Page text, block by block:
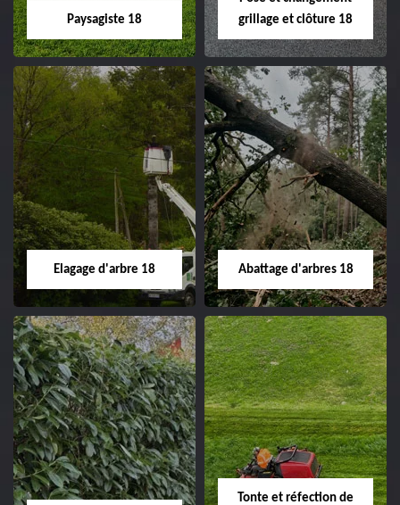
Paysagiste 18
Paysagiste 18
Artisan paysagiste 18
Cher tel: 02.52.56.49.40
grillage et clôture 18
Pose et
changement
grillage et clôture
18
Spécialiste en pose et
changement grillage et
clôture 18 Cher tel:
02.52.56.49.40
Elagage d'arbre 18
Elagage d'arbre 18
Entreprise élagage
d'arbre 18 Cher tel:
02.52.56.49.40
Abattage d'arbres 18
Abattage d'arbres
18
Entreprise abattage
Tonte et réfection de